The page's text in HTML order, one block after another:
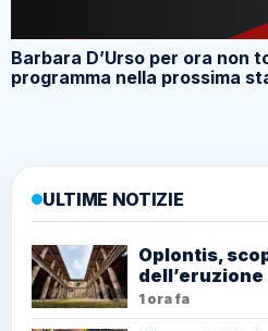
Barbara D’Urso per ora non
programma nella prossima
ULTIME NOTIZIE
Oplontis,
dell’eruzione
1 ora fa